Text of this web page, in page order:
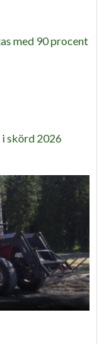
med 90 procent
skörd 2026